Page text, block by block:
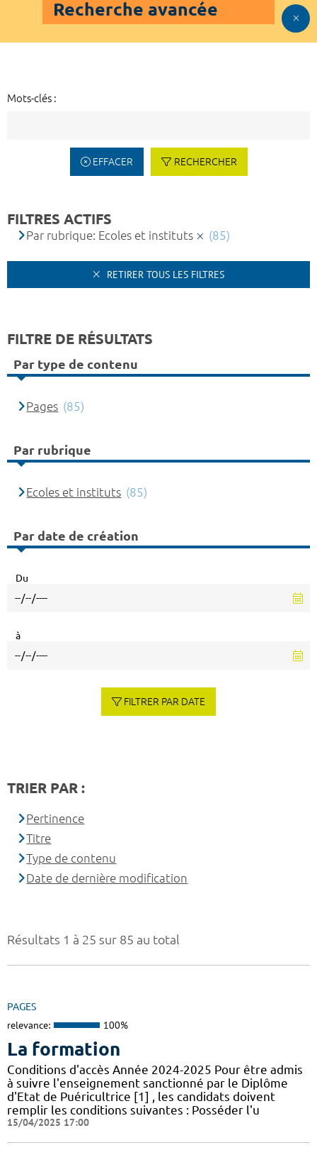
Recherche avancée
Mots-clés :
EFFACER RECHERCHER
Résultats 1 à 25 sur 85 au total
PAGES
relevance: 100%
La formation
Conditions d'accès Année 2024-2025 Pour être admis
à suivre l'enseignement sanctionné par le Diplôme
d'Etat de Puéricultrice [1] , les candidats doivent
remplir les conditions suivantes : Posséder l'u
15/04/2025 17:00
FILTRES ACTIFS
Par rubrique: Ecoles et instituts (85)
RETIRER TOUS LES FILTRES
FILTRE DE RÉSULTATS
Par type de contenu
Pages (85)
Par rubrique
Ecoles et instituts (85)
Par date de création
Du
à
FILTRER PAR DATE
TRIER PAR :
Pertinence
Titre
Type de contenu
Date de dernière modification